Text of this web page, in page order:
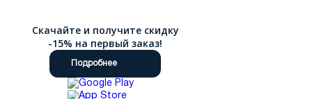
Скачайте и получите скидку
-15% на первый заказ!
Подробнее